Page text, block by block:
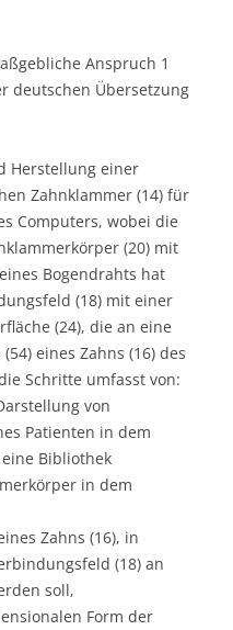
Anspruch 1
deutschen Übersetzung
Herstellung einer
Zahnklammer (14) für
Computers, wobei die
(20) mit
Bogendrahts hat
(18) mit einer
(24), die an eine
eines Zahns (16) des
Schritte umfasst von:
von
Patienten in dem
Bibliothek
in dem
Zahns (16), in
(18) an
soll,
Form der